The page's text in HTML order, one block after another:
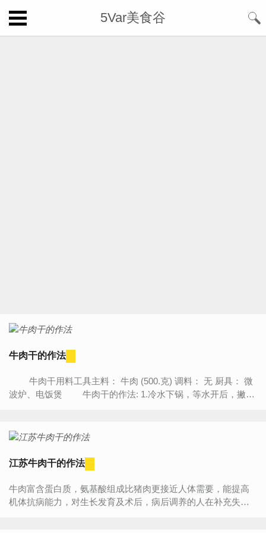
5Var美食谷
牛肉干的作法
牛肉干用料工具主料： 牛肉 (500.克) 调料： 无 厨具： 微
波炉、电饭煲 牛肉干的作法: 1.冷水下锅，等水开后，撇去
江苏牛肉干的作法
牛肉富含蛋白质，氨基酸组成比猪肉更接近人体需要，能提高
机体抗病能力，对生长发育及术后，病后调养的人在补充失